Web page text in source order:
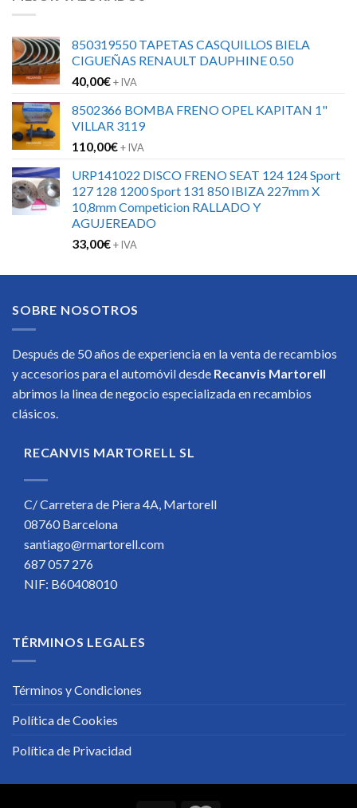
850319550 TAPETAS CASQUILLOS BIELA
CIGUEÑAS RENAULT DAUPHINE 0.50
40,00€+ IVA
8502366 BOMBA FRENO OPEL KAPITAN 1"
VILLAR 3119
110,00€+ IVA
URP141022 DISCO FRENO SEAT 124 124 Sport
127 128 1200 Sport 131 850 IBIZA 227mm X
10,8mm Competicion RALLADO Y
AGUJEREADO
33,00€+ IVA
SOBRE NOSOTROS
Después de 50 años de experiencia en la venta de recambios
y accesorios para el automóvil desde Recanvis Martorell
abrimos la linea de negocio especializada en recambios
clásicos.
RECANVIS MARTORELL SL
C/ Carretera de Piera 4A, Martorell
08760 Barcelona
santiago@rmartorell.com
687 057 276
NIF: B60408010
TÉRMINOS LEGALES
Términos y Condiciones
Política de Cookies
Política de Privacidad